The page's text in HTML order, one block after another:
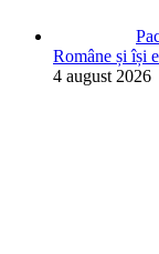
Române și își
4 august 2026